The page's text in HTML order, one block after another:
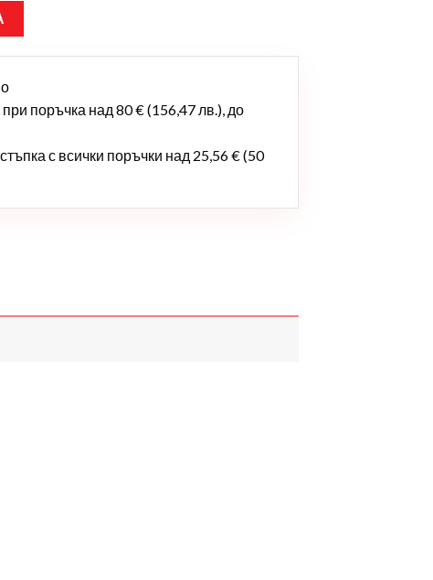
поръчка над 80 € (156,47 лв.), до
с всички поръчки над 25,56 € (50